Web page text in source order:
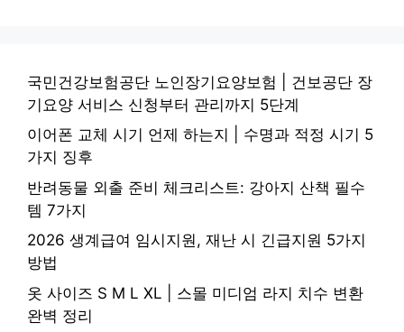
국민건강보험공단 노인장기요양보험 | 건보공단 장
기요양 서비스 신청부터 관리까지 5단계
이어폰 교체 시기 언제 하는지 | 수명과 적정 시기 5
가지 징후
반려동물 외출 준비 체크리스트: 강아지 산책 필수
템 7가지
2026 생계급여 임시지원, 재난 시 긴급지원 5가지
방법
옷 사이즈 S M L XL | 스몰 미디엄 라지 치수 변환
완벽 정리